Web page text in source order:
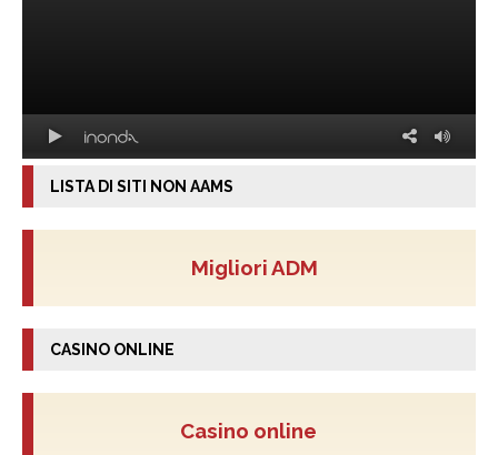
LISTA DI SITI NON AAMS
Migliori ADM
CASINO ONLINE
Casino online